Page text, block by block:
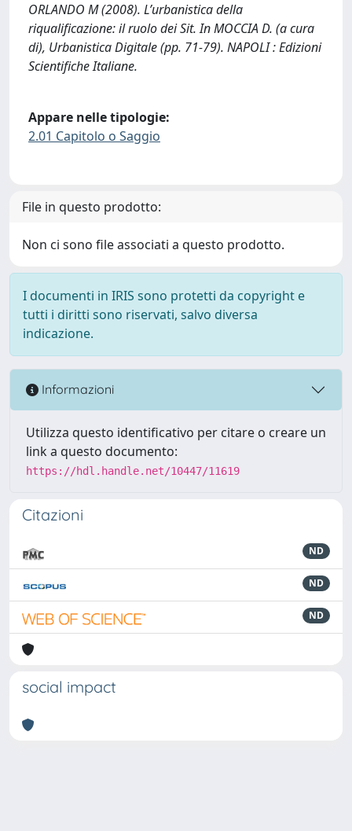
ORLANDO M (2008). L’urbanistica della
riqualificazione: il ruolo dei Sit. In MOCCIA D. (a cura
di), Urbanistica Digitale (pp. 71-79). NAPOLI : Edizioni
Scientifiche Italiane.
Appare nelle tipologie:
2.01 Capitolo o Saggio
File in questo prodotto:
Non ci sono file associati a questo prodotto.
I documenti in IRIS sono protetti da copyright e
tutti i diritti sono riservati, salvo diversa
indicazione.
Informazioni
Utilizza questo identificativo per citare o creare un
link a questo documento:
https://hdl.handle.net/10447/11619
Citazioni
ND
ND
ND
social impact